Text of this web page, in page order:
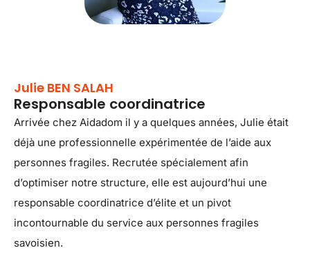
Julie BEN SALAH
Responsable coordinatrice
Arrivée chez Aidadom il y a quelques années, Julie était
déjà une professionnelle expérimentée de l’aide aux
personnes fragiles. Recrutée spécialement afin
d’optimiser notre structure, elle est aujourd’hui une
responsable coordinatrice d’élite et un pivot
incontournable du service aux personnes fragiles
savoisien.